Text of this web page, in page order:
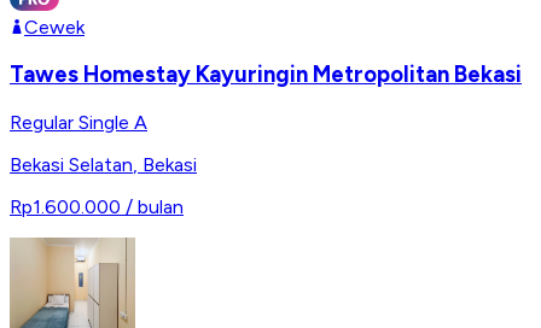
Cewek
Tawes Homestay Kayuringin Metropolitan Bekasi
Regular Single A
Bekasi Selatan, Bekasi
Rp1.600.000 / bulan